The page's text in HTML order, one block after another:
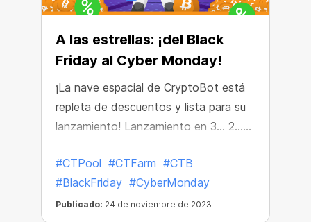
A las estrellas: ¡del Black
Friday al Cyber Monday!
¡La nave espacial de CryptoBot está
repleta de descuentos y lista para su
lanzamiento! Lanzamiento en 3... 2...
#CTPool #CTFarm #CTB
#BlackFriday #CyberMonday
Publicado: 24 de noviembre de 2023